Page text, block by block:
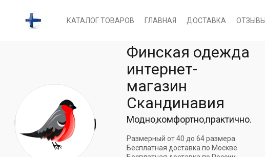
КАТАЛОГ ТОВАРОВ ГЛАВНАЯ ДОСТАВКА ОТЗЫВЫ
Финская одежда
интернет-
магазин
Скандинавия
Модно,комфортно,практично.
Размерный от 40 до 64 размера
Бесплатная доставка по Москве